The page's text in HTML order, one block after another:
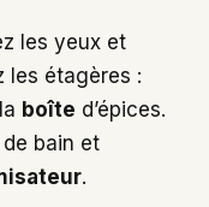
les yeux et
les étagères :
boîte d’épices.
bain et
.